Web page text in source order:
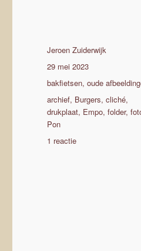
Auteur
Jeroen Zuiderwijk
Geplaatst
op
29 mei 2023
Categorieën
bakfietsen,oude
Tags
archief, Burgers,cliché,
drukplaat, Empo,folder,
Pon
1 reactieop